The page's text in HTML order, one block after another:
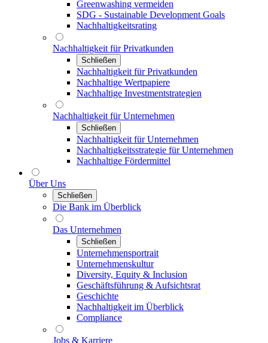
Greenwashing vermeiden
SDG - Sustainable Development Goals
Nachhaltigkeitsrating
Nachhaltigkeit für Privatkunden
Schließen
Nachhaltigkeit für Privatkunden
Nachhaltige Wertpapiere
Nachhaltige Investmentstrategien
Nachhaltigkeit für Unternehmen
Schließen
Nachhaltigkeit für Unternehmen
Nachhaltigkeitsstrategie für Unternehmen
Nachhaltige Fördermittel
Über Uns
Schließen
Die Bank im Überblick
Das Unternehmen
Schließen
Unternehmensportrait
Unternehmenskultur
Diversity, Equity & Inclusion
Geschäftsführung & Aufsichtsrat
Geschichte
Nachhaltigkeit im Überblick
Compliance
Jobs & Karriere